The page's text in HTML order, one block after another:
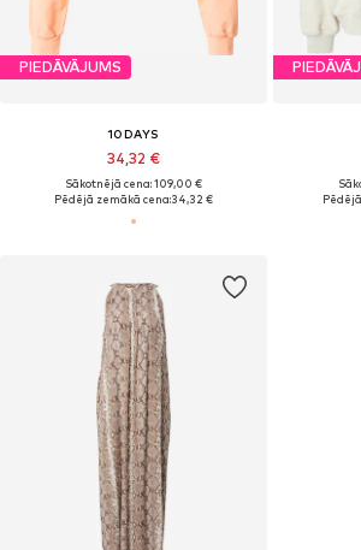
PIEDĀVĀJUMS
10DAYS
34,32 €
Sākotnējā cena: 109,00 €
Pēdējā zemākā cena:34,32 €